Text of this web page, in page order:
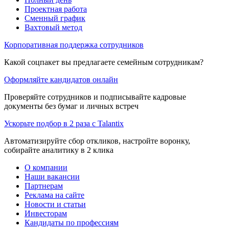
Проектная работа
Сменный график
Вахтовый метод
Корпоративная поддержка сотрудников
Какой соцпакет вы предлагаете семейным сотрудникам?
Оформляйте кандидатов онлайн
Проверяйте сотрудников и подписывайте кадровые
документы без бумаг и личных встреч
Ускорьте подбор в 2 раза с Talantix
Автоматизируйте сбор откликов, настройте воронку,
собирайте аналитику в 2 клика
О компании
Наши вакансии
Партнерам
Реклама на сайте
Новости и статьи
Инвесторам
Кандидаты по профессиям